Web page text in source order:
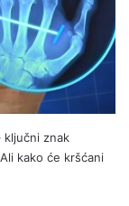
ključni znak
kako će kršćani